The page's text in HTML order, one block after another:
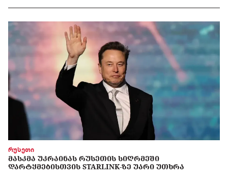
რუსეთი
ᲛᲐᲡᲙᲛᲐ ᲣᲙᲠᲐᲘᲜᲐᲡ ᲠᲣᲡᲔᲗᲘᲡ ᲡᲘᲦᲠᲛᲔᲨᲘ
ᲓᲐᲠᲢᲧᲛᲔᲑᲘᲡᲗᲕᲘᲡ STARLINK-ᲖᲔ ᲣᲐᲠᲘ ᲣᲗᲮᲠᲐ